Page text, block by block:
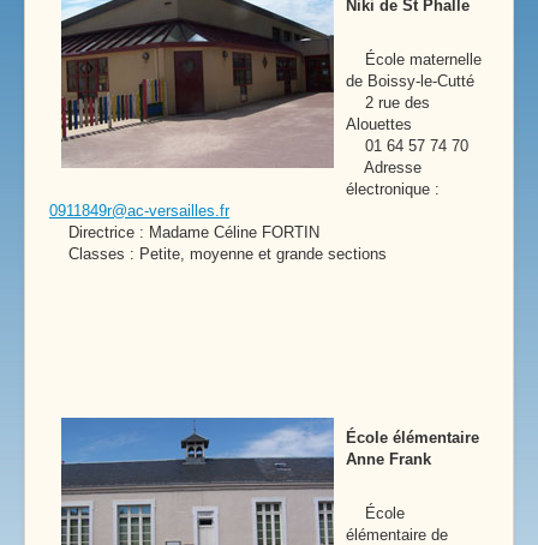
Niki de St Phalle
École maternelle
de Boissy-le-Cutté
2 rue des
Alouettes
01 64 57 74 70
Adresse
électronique :
0911849r@ac-versailles.fr
Directrice : Madame Céline FORTIN
Classes : Petite, moyenne et grande sections
École élémentaire
Anne Frank
École
élémentaire de